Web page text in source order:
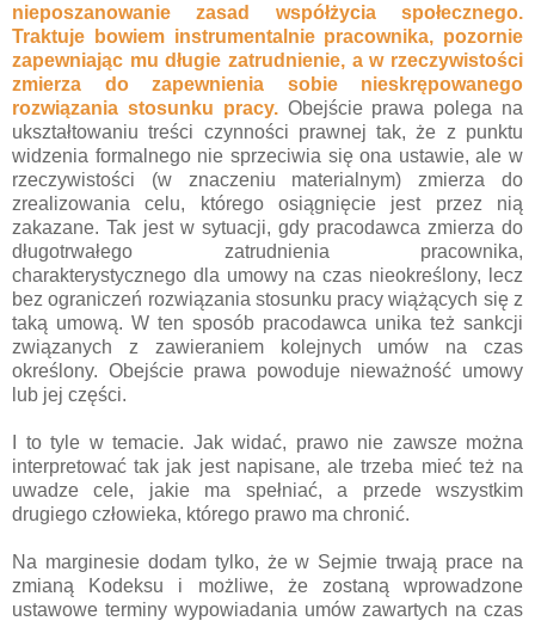
nieposzanowanie zasad współżycia społecznego.
Traktuje bowiem instrumentalnie pracownika, pozornie
zapewniając mu długie zatrudnienie, a w rzeczywistości
zmierza do zapewnienia sobie nieskrępowanego
rozwiązania stosunku pracy.Obejście prawa polega na
ukształtowaniu treści czynności prawnej tak, że z punktu
widzenia formalnego nie sprzeciwia się ona ustawie, ale w
rzeczywistości (w znaczeniu materialnym) zmierza do
zrealizowania celu, którego osiągnięcie jest przez nią
zakazane. Tak jest w sytuacji, gdy pracodawca zmierza do
długotrwałego zatrudnienia pracownika,
charakterystycznego dla umowy na czas nieokreślony, lecz
bez ograniczeń rozwiązania stosunku pracy wiążących się z
taką umową. W ten sposób pracodawca unika też sankcji
związanych z zawieraniem kolejnych umów na czas
określony. Obejście prawa powoduje nieważność umowy
lub jej części.
I to tyle w temacie. Jak widać, prawo nie zawsze można
interpretować tak jak jest napisane, ale trzeba mieć też na
uwadze cele, jakie ma spełniać, a przede wszystkim
drugiego człowieka, którego prawo ma chronić.
Na marginesie dodam tylko, że w Sejmie trwają prace na
zmianą Kodeksu i możliwe, że zostaną wprowadzone
ustawowe terminy wypowiadania umów zawartych na czas